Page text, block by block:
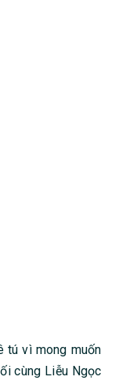
tú vì mong muốn
cùng Liễu Ngọc